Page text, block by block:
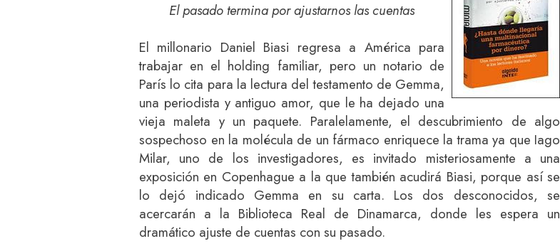
El pasado termina por ajustarnos las cuentas
El millonario Daniel Biasi regresa a América para
trabajar en el holding familiar, pero un notario de
París lo cita para la lectura del testamento de Gemma,
una periodista y antiguo amor, que le ha dejado una
vieja maleta y un paquete. Paralelamente, el descubrimiento de algo
sospechoso en la molécula de un fármaco enriquece la trama ya que Iago
Milar, uno de los investigadores, es invitado misteriosamente a una
exposición en Copenhague a la que también acudirá Biasi, porque así se
lo dejó indicado Gemma en su carta. Los dos desconocidos, se
acercarán a la Biblioteca Real de Dinamarca, donde les espera un
dramático ajuste de cuentas con su pasado.